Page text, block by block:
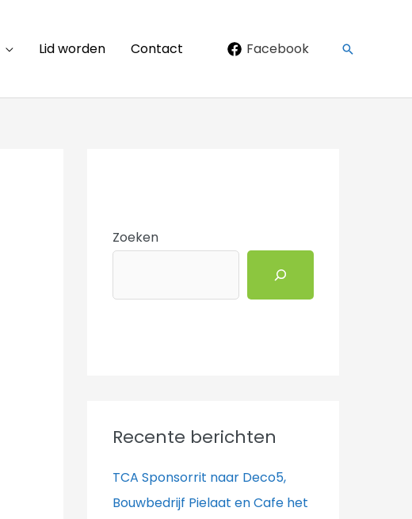
Lid worden Contact Facebook Zoeken
Zoeken
Recente berichten
TCA Sponsorrit naar Deco5,
Bouwbedrijf Pielaat en Cafe het